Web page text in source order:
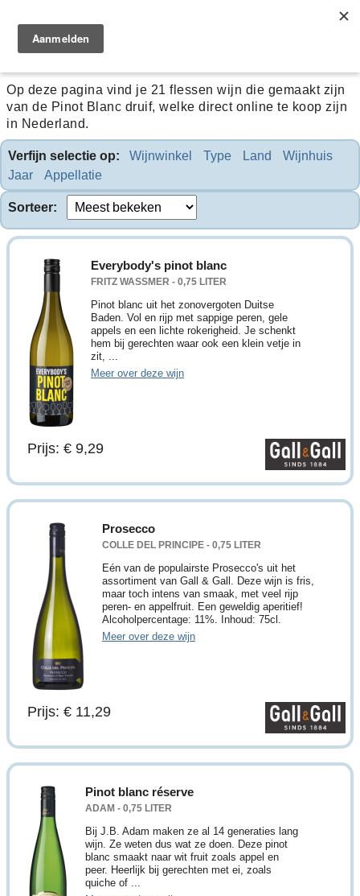
Pinot Blanc
Op deze pagina vind je 21 flessen wijn die gemaakt zijn
van de Pinot Blanc druif, welke direct online te koop zijn
in Nederland.
Verfijn selectie op: Wijnwinkel Type Land
Wijnhuis
Jaar
Appellatie
Sorteer:
Everybody's pinot blanc
FRITZ WASSMER - 0,75 LITER
Pinot blanc uit het zonovergoten Duitse
Baden. Vol en rijp met sappige peren, gele
appels en een lichte rokerigheid. Je schenkt
hem bij gerechten waar ook een klein vetje in
zit, ...
Meer over deze wijn
Prijs: € 9,29
Prosecco
COLLE DEL PRINCIPE - 0,75 LITER
Eén van de populairste Prosecco's uit het
assortiment van Gall & Gall. Deze wijn is fris,
maar toch intens van smaak, met veel rijp
peren- en appelfruit. Een geweldig aperitief!
Alcoholpercentage: 11%. Inhoud: 75cl.
Meer over deze wijn
Prijs: € 11,29
Pinot blanc réserve
ADAM - 0,75 LITER
Bij J.B. Adam maken ze al 14 generaties lang
wijn. Ze weten dus wat ze doen. Deze pinot
blanc smaakt naar wit fruit zoals appel en
peer. Heerlijk bij gerechten met ei, zoals
quiche of ...